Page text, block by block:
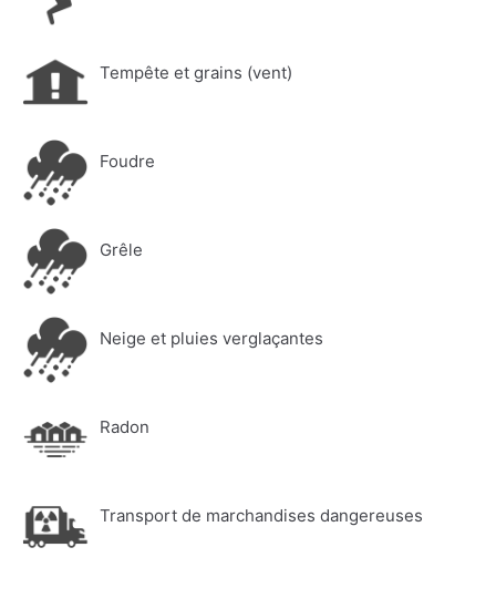
Tempête et grains (vent)
Foudre
Grêle
Neige et pluies verglaçantes
Radon
Transport de marchandises dangereuses